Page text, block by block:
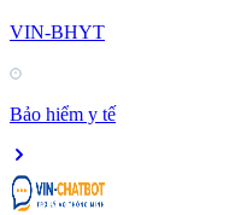
VIN-BHYT
Bảo hiểm y tế